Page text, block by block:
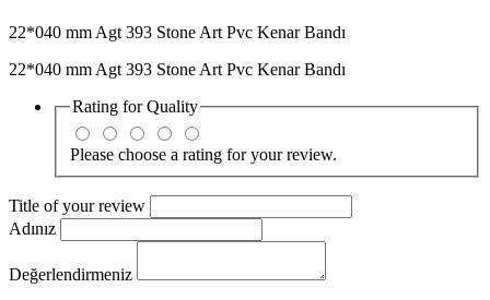
22*040 mm Agt 393 Stone Art Pvc Kenar Bandı
22*040 mm Agt 393 Stone Art Pvc Kenar Bandı
Rating forQuality
Please choose a rating for your review.
Title of your review
Adınız
Değerlendirmeniz